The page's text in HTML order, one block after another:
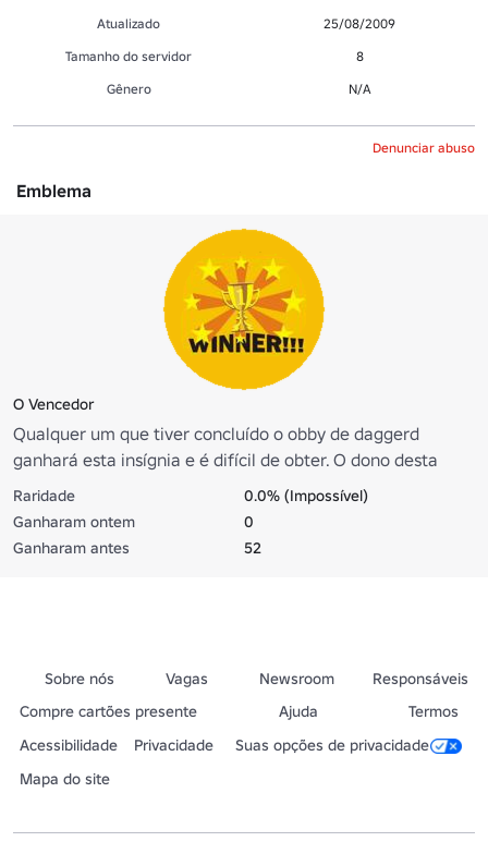
Atualizado
25/08/2009
Tamanho do servidor
8
Gênero
N/A
Denunciar abuso
Emblema
O Vencedor
Qualquer um que tiver concluído o obby de daggerd
ganhará esta insígnia e é difícil de obter. O dono desta
insígnia saltou lava, escolheu corretamente, usou táticas
para escalar paredes e lutar contra zumbis. Eles andaram
em bolas giratórias de alta velocidade, evitaram lasers de
Raridade
0.0% (Impossível)
Ganharam ontem
0
Ganharam antes
52
Sobre nós Vagas Newsroom
Responsáveis
Compre cartões presente
Ajuda
Termos
Acessibilidade
Privacidade
Suas opções de privacidade
Mapa do site